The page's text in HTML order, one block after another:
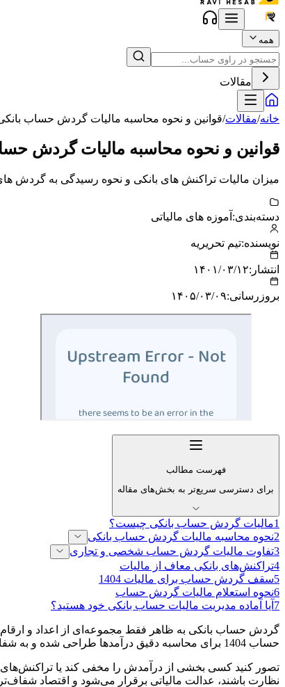
همه
مقالات
خانه/مقالات/قوانین و نحوه محاسبه مالیات گردش حساب بانکی
قوانین و نحوه محاسبه مالیات گردش حساب
میزان مالیات تراکنش های بانکی و نحوه رسیدگی به گردش
دسته‌بندی: آموزه های مالیاتی
نویسنده:تیم تحریریه
انتشار:۱۴۰۱/۰۳/۱۲
بروزرسانی:۱۴۰۵/۰۳/۰۹
فهرست مطالب
برای دسترسی سریع‌تر به بخش‌های مقاله
1مالیات گردش حساب بانکی چیست؟
2نحوه محاسبه مالیات گردش حساب بانکی
3تفاوت مالیات گردش حساب شخصی و تجاری
4تراکنش‌های بانکی معاف از مالیات
5سقف گردش حساب برای مالیات 1404
6نحوه استعلام مالیات گردش حساب
7 آیا آماده مدیریت مالیات حساب بانکی خود هستید؟
گردش حساب بانکی به ظاهر فقط مجموعه‌ای از اعداد و
حساب 1404 برای محاسبه دقیق درآمدها طراحی شده و به شفافیت مالی و جلوگیری از تخلفات کمک می‌کند.
تصور کنید کسی بخشی از درآمدش را مخفی کند یا تراکنش‌های
نظارت باشند، عدالت مالیاتی برقرار می‌شود و اقتصاد